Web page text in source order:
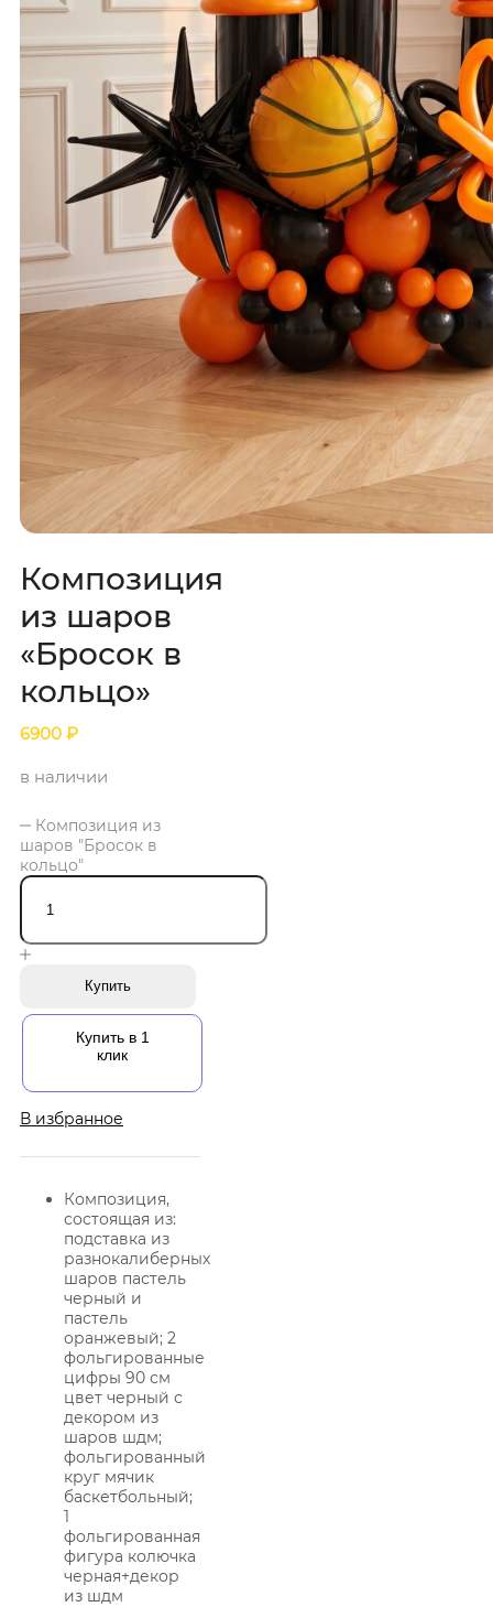
Композиция
из шаров
«Бросок в
кольцо»
6900 ₽
в наличии
Композиция из
шаров "Бросок в
кольцо"
Купить
Купить в 1
клик
В избранное
Композиция,
состоящая из:
подставка из
разнокалиберных
шаров пастель
черный и
пастель
оранжевый; 2
фольгированные
цифры 90 см
цвет черный с
декором из
шаров шдм;
фольгированный
круг мячик
баскетбольный;
1
фольгированная
фигура колючка
черная+декор
из шдм